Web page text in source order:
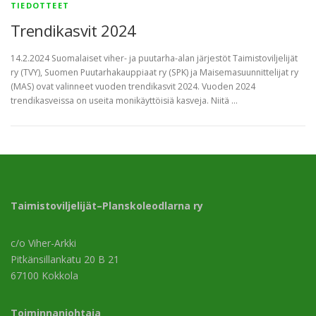
TIEDOTTEET
Trendikasvit 2024
14.2.2024 Suomalaiset viher- ja puutarha-alan järjestöt Taimistoviljelijät
ry (TVY), Suomen Puutarhakauppiaat ry (SPK) ja Maisemasuunnittelijat ry
(MAS) ovat valinneet vuoden trendikasvit 2024. Vuoden 2024
trendikasveissa on useita monikäyttöisiä kasveja. Niitä …
Taimistoviljelijät–Planskoleodlarna ry
c/o Viher-Arkki
Pitkänsillankatu 20 B 21
67100 Kokkola
Toiminnanjohtaja